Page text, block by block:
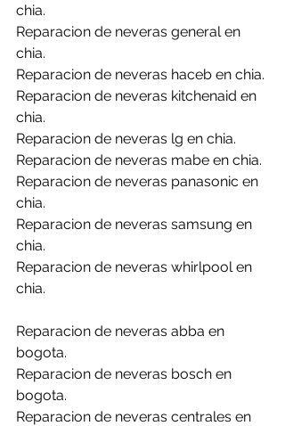
chia.
Reparacion de neveras general en
chia.
Reparacion de neveras haceb en chia.
Reparacion de neveras kitchenaid en
chia.
Reparacion de neveras lg en chia.
Reparacion de neveras mabe en chia.
Reparacion de neveras panasonic en
chia.
Reparacion de neveras samsung en
chia.
Reparacion de neveras whirlpool en
chia.
Reparacion de neveras abba en
bogota.
Reparacion de neveras bosch en
bogota.
Reparacion de neveras centrales en